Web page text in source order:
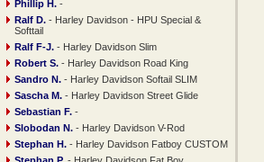
Phillip H. -
Ralf D.- Harley Davidson - HPU Special &
Softtail
Ralf F-J.- Harley Davidson Slim
Robert S.- Harley Davidson Road King
Sandro N.- Harley Davidson Softail SLIM
Sascha M.- Harley Davidson Street Glide
Sebastian F.-
Slobodan N.- Harley Davidson V-Rod
Stephan H.- Harley Davidson Fatboy CUSTOM